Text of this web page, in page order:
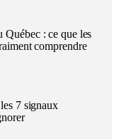
: ce que les
comprendre
7 signaux